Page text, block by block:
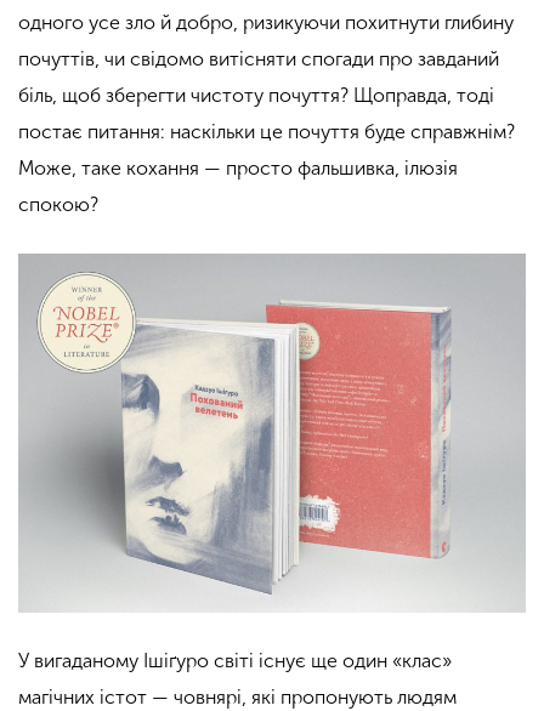
одного усе зло й добро, ризикуючи похитнути глибину
почуттів, чи свідомо витісняти спогади про завданий
біль, щоб зберегти чистоту почуття? Щоправда, тоді
постає питання: наскільки це почуття буде справжнім?
Може, таке кохання — просто фальшивка, ілюзія
спокою?
У вигаданому Ішіґуро світі існує ще один «клас»
магічних істот — човнярі, які пропонують людям